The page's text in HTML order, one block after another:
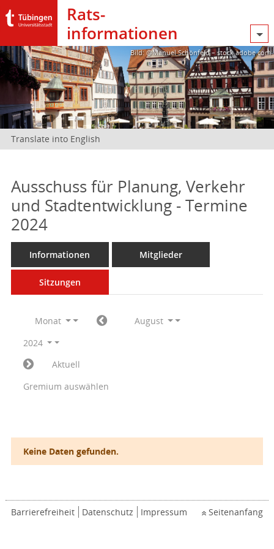
Rats­
informationen
Bild: @Manuel Schönfeld – stock.adobe.com
Translate into English
Ausschuss für Planung, Verkehr
und Stadtentwicklung - Termine
2024
Informationen Mitglieder
Sitzungen
Monat
August
2024
Aktuell
Gremium auswählen
Keine Daten gefunden.
Barrierefreiheit Datenschutz Impressum Seitenanfang